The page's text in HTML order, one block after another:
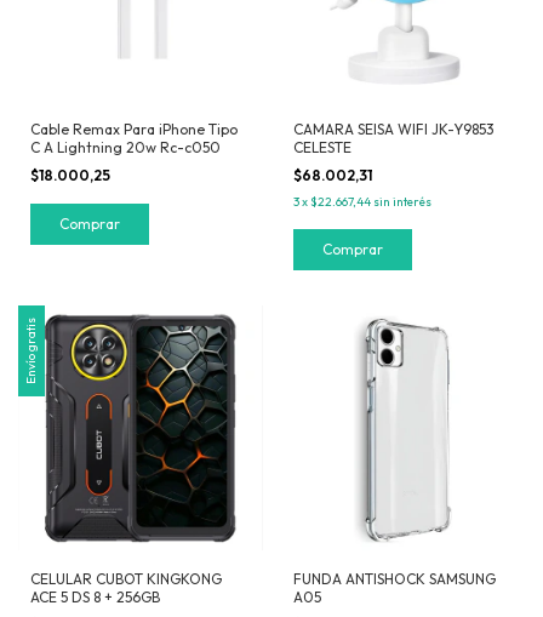
Cable Remax Para iPhone Tipo
C A Lightning 20w Rc-c050
$18.000,25
CAMARA SEISA WIFI JK-Y9853
CELESTE
$68.002,31
3x$22.667,44 sin interés
Envío gratis
CELULAR CUBOT KINGKONG
ACE 5 DS 8 + 256GB
FUNDA ANTISHOCK SAMSUNG
A05